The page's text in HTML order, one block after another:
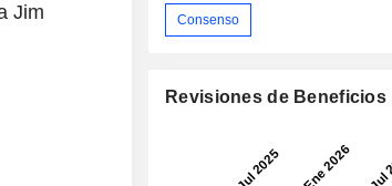
Jim
Consenso
Revisiones de Beneficios